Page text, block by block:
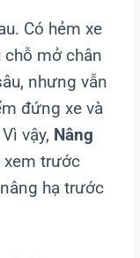
Có hẻm xe
mở chân
nhưng vẫn
đứng xe và
vậy, Nâng
xem trước
hạ trước